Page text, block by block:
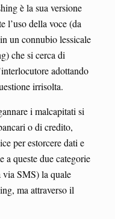
è la sua versione
l’uso della voce (da
un connubio lessicale
che si cerca di
adottando
irrisolta.
i malcapitati si
o di credito,
per estorcere dati e
a queste due categorie
SMS) la quale
ma attraverso il